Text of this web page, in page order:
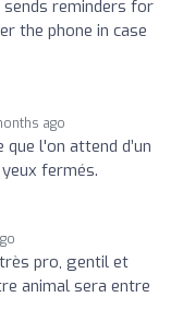
reminders for
the phone in case
ago
l'on attend d’un
fermés.
pro, gentil et
animal sera entre